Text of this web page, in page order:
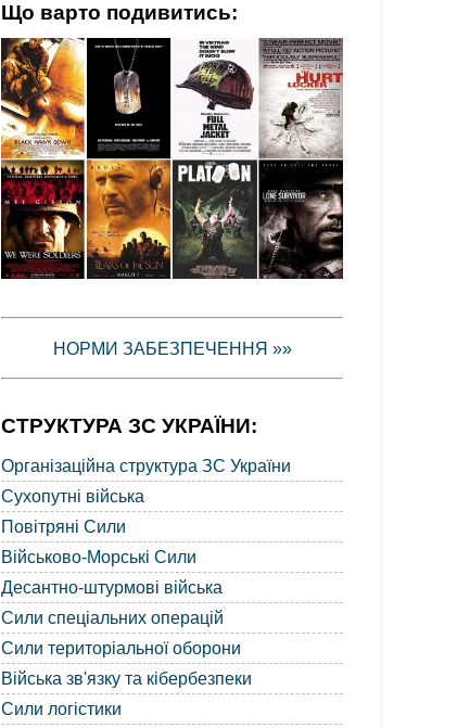
Що варто подивитись:
НОРМИ ЗАБЕЗПЕЧЕННЯ »»
СТРУКТУРА ЗС УКРАЇНИ:
Організаційна структура ЗС України
Сухопутні війська
Повітряні Сили
Військово-Морські Сили
Десантно-штурмові війська
Сили спеціальних операцій
Сили територіальної оборони
Війська зв'язку та кібербезпеки
Сили логістики